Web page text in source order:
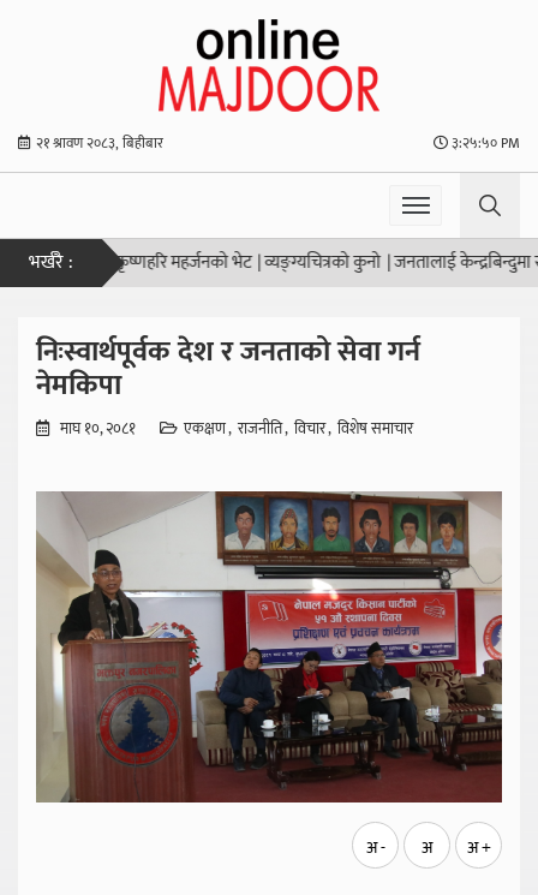
२१ श्रावण २०८३, बिहीबार ३:२५:५० PM
भर्खरै :
नगर प्रमुख कृष्णहरि महर्जनको भेट |व्यङ्ग्यचित्रको कुनो |जनतालाई केन्द्रबिन्दुमा
निःस्वार्थपूर्वक देश र जनताको सेवा गर्न
नेमकिपा
माघ १०, २०८१ एकक्षण राजनीति विचार विशेष समाचार
अ - अ अ +